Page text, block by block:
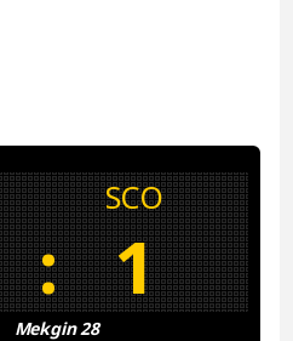
Mekgin 28
SCO
: 1